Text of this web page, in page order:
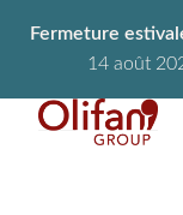
Fermeture
14 août